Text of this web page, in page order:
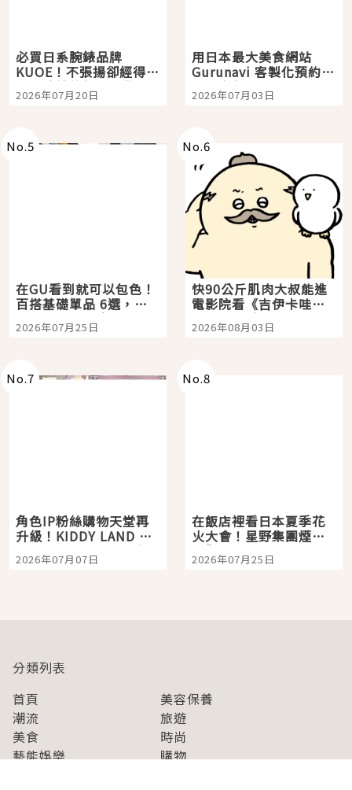
必買日系腕錶品牌
KUOE！不張揚卻經得起
時間洗鍊的經典之作五
選
2026年07月20日
用日本最大美食網站
Gurunavi 客製化預約九
大都市餐廳，打造專屬
美食體驗！
2026年07月03日
No.5
在GU看到就可以包色！
百搭基礎單品 6選，閉
眼全收也不心疼
2026年07月25日
No.6
快90公斤肌肉大叔能進
電影院看《吉伊卡哇》
嗎？日本重金屬樂團
「打首」會長與nagano
2026年08月03日
No.7
角色IP粉絲購物天堂再
升級！KIDDY LAND 原
宿店吉伊卡哇迎客，新
開幕 OMOKADO 店3分
2026年07月07日
No.8
在飯店裡看日本夏季花
火大會！星野集團煙火
景觀飯店6選，讓你不用
人擠人悠閒欣賞
2026年07月25日
分類列表
首頁
美容保養
潮流
旅遊
美食
時尚
藝能娛樂
購物